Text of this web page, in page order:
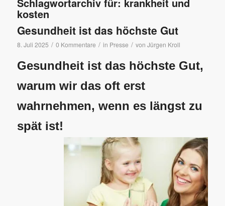
kosten
Gesundheit ist das höchste Gut
8. Juli 2025 / 0 Kommentare / in Presse / von Jürgen Kroll
Gesundheit ist das höchste Gut,
warum wir das oft erst
wahrnehmen, wenn es längst zu
spät ist!